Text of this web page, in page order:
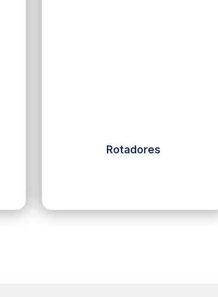
Rotadores